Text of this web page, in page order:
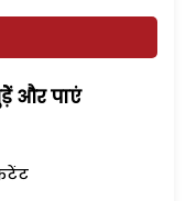
और पाएं